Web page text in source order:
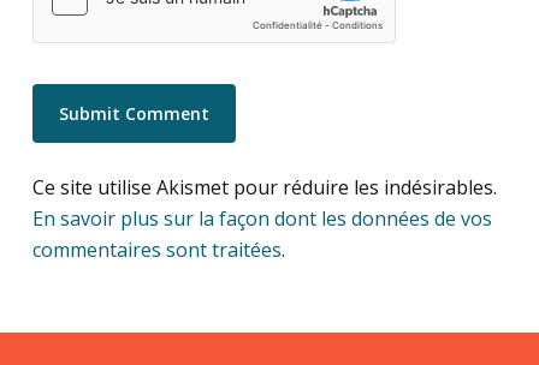
Ce site utilise Akismet pour réduire les indésirables.
En savoir plus sur la façon dont les données de vos
commentaires sont traitées.